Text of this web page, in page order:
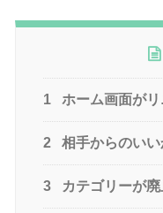
1 ホーム画面がリ
2 相手からのい
3 カテゴリーが廃